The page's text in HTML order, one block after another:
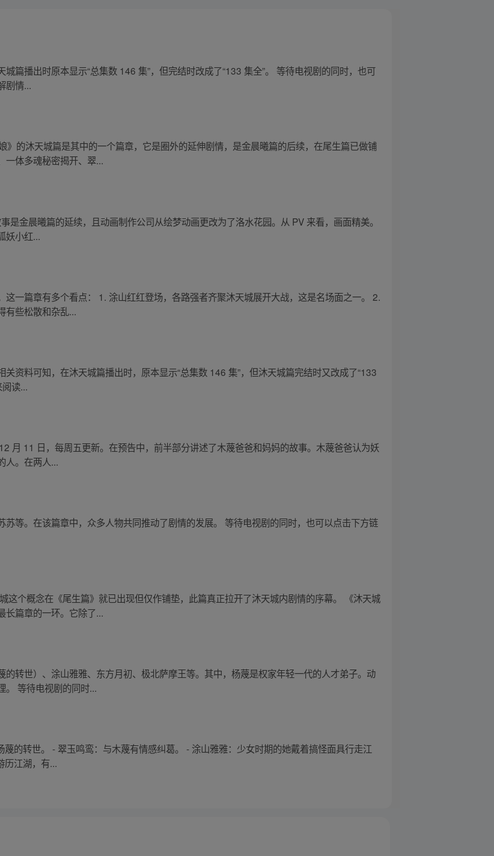
篇播出时原本显示“总集数 146 集”，但完结时改成了“133 集全”。 等待电视剧的同时，也可
剧情...
》的沐天城篇是其中的一个篇章，它是圈外的延伸剧情，是金晨曦篇的后续，在尾生篇已做铺
一体多魂秘密揭开、翠...
是金晨曦篇的延续，且动画制作公司从绘梦动画更改为了洛水花园。从 PV 来看，画面精美。
妖小红...
这一篇章有多个看点： 1. 涂山红红登场，各路强者齐聚沐天城展开大战，这是名场面之一。 2.
有些松散和杂乱...
关资料可知，在沐天城篇播出时，原本显示“总集数 146 集”，但沐天城篇完结时又改成了“133
读...
月 11 日，每周五更新。在预告中，前半部分讲述了木蔑爸爸和妈妈的故事。木蔑爸爸认为妖
人。在两人...
苏等。在该篇章中，众多人物共同推动了剧情的发展。 等待电视剧的同时，也可以点击下方链
这个概念在《尾生篇》就已出现但仅作铺垫，此篇真正拉开了沐天城内剧情的序幕。 《沐天城
长篇章的一环。它除了...
转世）、涂山雅雅、东方月初、极北萨摩王等。其中，杨蔑是权家年轻一代的人才弟子。动
。 等待电视剧的同时...
的转世。 - 翠玉鸣鸾：与木蔑有情感纠葛。 - 涂山雅雅：少女时期的她戴着搞怪面具行走江
历江湖，有...